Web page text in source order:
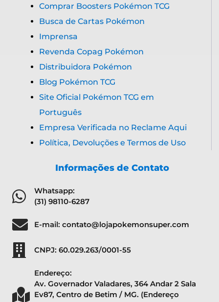
Comprar Boosters Pokémon TCG
Busca de Cartas Pokémon
Imprensa
Revenda Copag Pokémon
Distribuidora Pokémon
Blog Pokémon TCG
Site Oficial Pokémon TCG em
Português
Empresa Verificada no Reclame Aqui
Política, Devoluções e Termos de Uso
Informações de Contato
Whatsapp:
(31) 98110-6287
E-mail: contato@lojapokemonsuper.com
CNPJ: 60.029.263/0001-55
Endereço:
Av. Governador Valadares, 364 Andar 2 Sala
Ev87, Centro de Betim / MG. (Endereço